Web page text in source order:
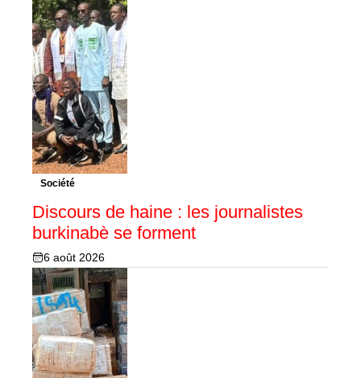
Société
Discours de haine : les journalistes
burkinabè se forment
6 août 2026